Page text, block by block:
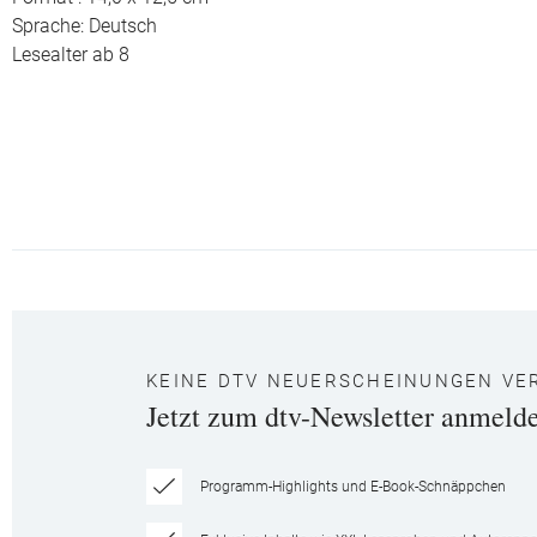
Sprache: Deutsch
Lesealter ab 8
KEINE DTV NEUERSCHEINUNGEN
Jetzt zum dtv-Newsletter
Programm-Highlights und E-Book-Schnäppchen